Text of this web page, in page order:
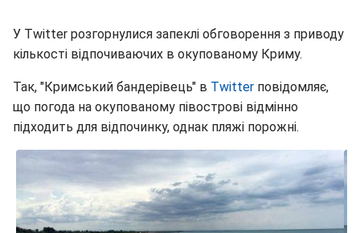
У Twitter розгорнулися запеклі обговорення з приводу
кількості відпочиваючих в окупованому Криму.
Так, "Кримський бандерівець" в Twitter повідомляє,
що погода на окупованому півострові відмінно
підходить для відпочинку, однак пляжі порожні.